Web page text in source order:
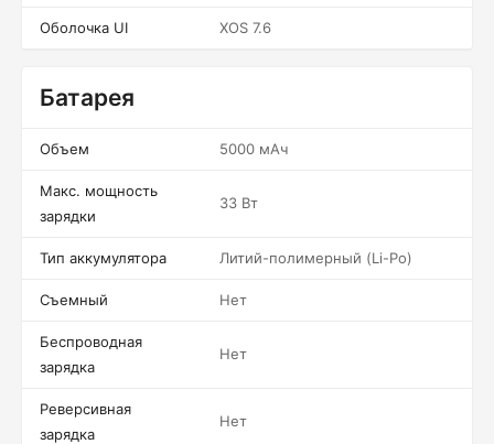
Оболочка UI XOS 7.6
Батарея
Объем 5000 мАч
Макс. мощность
зарядки
33 Вт
Тип аккумулятора Литий-полимерный (Li-Po)
Съемный Нет
Беспроводная
зарядка
Нет
Реверсивная
зарядка
Нет